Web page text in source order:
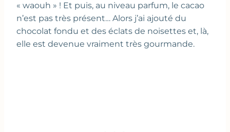
« waouh » ! Et puis, au niveau parfum, le cacao
n’est pas très présent… Alors j’ai ajouté du
chocolat fondu et des éclats de noisettes et, là,
elle est devenue vraiment très gourmande.